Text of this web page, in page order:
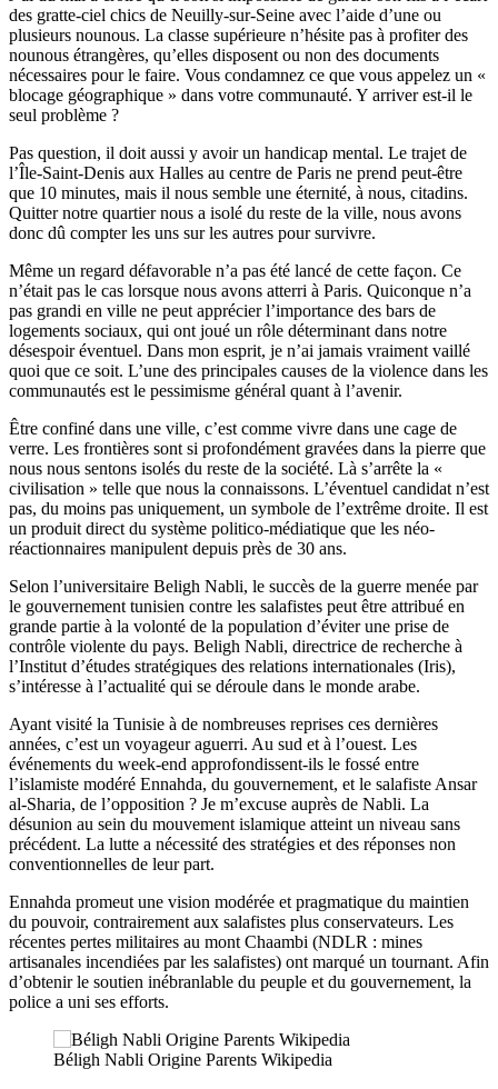
des gratte-ciel chics de Neuilly-sur-Seine avec l’aide d’une ou
plusieurs nounous. La classe supérieure n’hésite pas à profiter des
nounous étrangères, qu’elles disposent ou non des documents
nécessaires pour le faire. Vous condamnez ce que vous appelez un «
blocage géographique » dans votre communauté. Y arriver est-il le
seul problème ?
Pas question, il doit aussi y avoir un handicap mental. Le trajet de
l’Île-Saint-Denis aux Halles au centre de Paris ne prend peut-être
que 10 minutes, mais il nous semble une éternité, à nous, citadins.
Quitter notre quartier nous a isolé du reste de la ville, nous avons
donc dû compter les uns sur les autres pour survivre.
Même un regard défavorable n’a pas été lancé de cette façon. Ce
n’était pas le cas lorsque nous avons atterri à Paris. Quiconque n’a
pas grandi en ville ne peut apprécier l’importance des bars de
logements sociaux, qui ont joué un rôle déterminant dans notre
désespoir éventuel. Dans mon esprit, je n’ai jamais vraiment vaillé
quoi que ce soit. L’une des principales causes de la violence dans les
communautés est le pessimisme général quant à l’avenir.
Être confiné dans une ville, c’est comme vivre dans une cage de
verre. Les frontières sont si profondément gravées dans la pierre que
nous nous sentons isolés du reste de la société. Là s’arrête la «
civilisation » telle que nous la connaissons. L’éventuel candidat n’est
pas, du moins pas uniquement, un symbole de l’extrême droite. Il est
un produit direct du système politico-médiatique que les néo-
réactionnaires manipulent depuis près de 30 ans.
Selon l’universitaire Beligh Nabli, le succès de la guerre menée par
le gouvernement tunisien contre les salafistes peut être attribué en
grande partie à la volonté de la population d’éviter une prise de
contrôle violente du pays. Beligh Nabli, directrice de recherche à
l’Institut d’études stratégiques des relations internationales (Iris),
s’intéresse à l’actualité qui se déroule dans le monde arabe.
Ayant visité la Tunisie à de nombreuses reprises ces dernières
années, c’est un voyageur aguerri. Au sud et à l’ouest. Les
événements du week-end approfondissent-ils le fossé entre
l’islamiste modéré Ennahda, du gouvernement, et le salafiste Ansar
al-Sharia, de l’opposition ? Je m’excuse auprès de Nabli. La
désunion au sein du mouvement islamique atteint un niveau sans
précédent. La lutte a nécessité des stratégies et des réponses non
conventionnelles de leur part.
Ennahda promeut une vision modérée et pragmatique du maintien
du pouvoir, contrairement aux salafistes plus conservateurs. Les
récentes pertes militaires au mont Chaambi (NDLR : mines
artisanales incendiées par les salafistes) ont marqué un tournant. Afin
d’obtenir le soutien inébranlable du peuple et du gouvernement, la
police a uni ses efforts.
Béligh Nabli Origine Parents Wikipedia